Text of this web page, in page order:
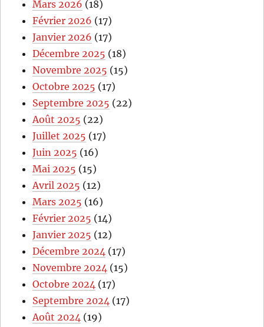
Mars 2026 (18)
Février 2026 (17)
Janvier 2026 (17)
Décembre 2025 (18)
Novembre 2025 (15)
Octobre 2025 (17)
Septembre 2025 (22)
Août 2025 (22)
Juillet 2025 (17)
Juin 2025 (16)
Mai 2025 (15)
Avril 2025 (12)
Mars 2025 (16)
Février 2025 (14)
Janvier 2025 (12)
Décembre 2024 (17)
Novembre 2024 (15)
Octobre 2024 (17)
Septembre 2024 (17)
Août 2024 (19)